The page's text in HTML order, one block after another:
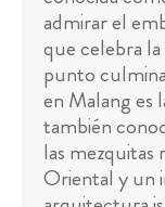
admirar el
que celebra
punto
en Malang es
también
las mezquitas
Oriental y un